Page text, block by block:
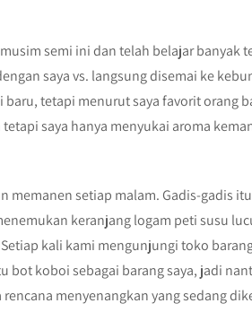
semi ini dan telah belajar banyak
saya vs. langsung disemai ke
tetapi menurut saya favorit orang
saya hanya menyukai aroma
memanen setiap malam. Gadis-gadis
keranjang logam peti susu
kali kami mengunjungi toko
bot koboi sebagai barang saya, jadi
menyenangkan yang sedang